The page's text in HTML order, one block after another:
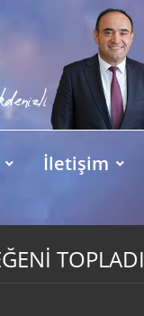
İletişim
TOPLADI